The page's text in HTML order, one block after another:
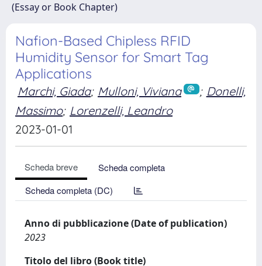
(Essay or Book Chapter)
Nafion-Based Chipless RFID
Humidity Sensor for Smart Tag
Applications
Marchi, Giada; Mulloni, Viviana ; Donelli,
Massimo; Lorenzelli, Leandro
2023-01-01
Scheda breve
Scheda completa
Scheda completa (DC)
Anno di pubblicazione (Date of publication)
2023
Titolo del libro (Book title)